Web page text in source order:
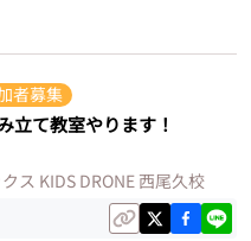
者募集
立て教室やります！
ス KIDS DRONE 西尾久校